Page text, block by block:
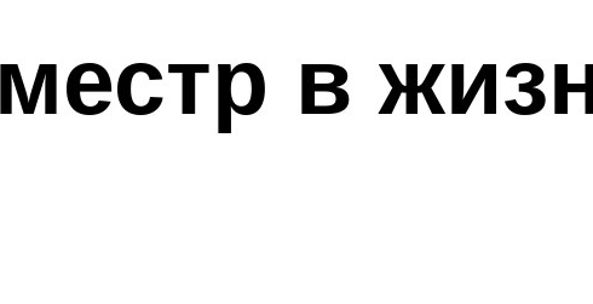
в